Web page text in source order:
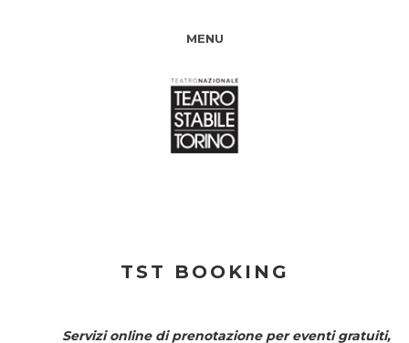
MENU
TST BOOKING
Servizi online di prenotazione per eventi gratuiti,